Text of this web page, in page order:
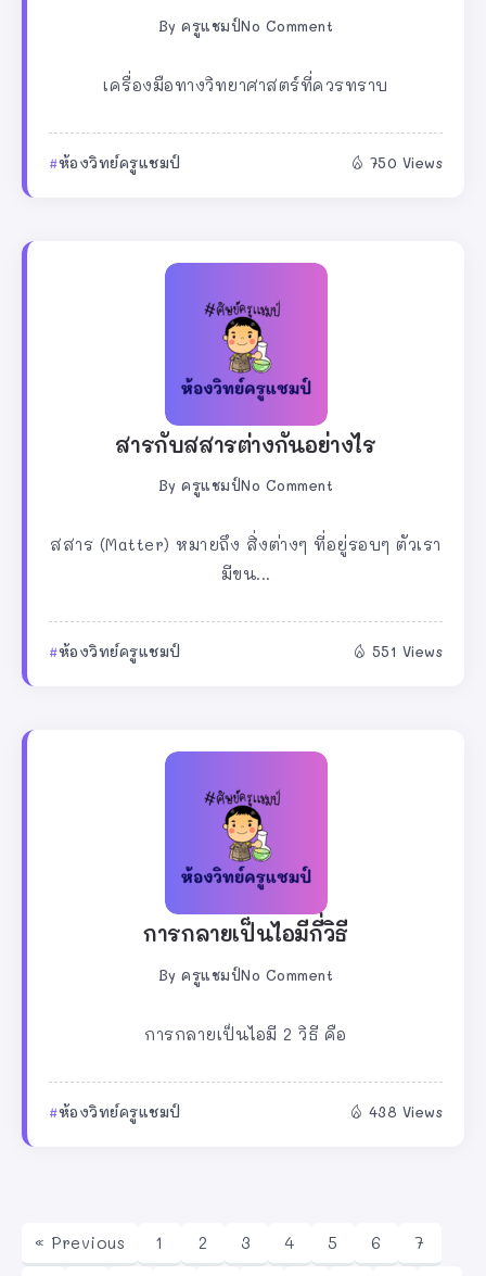
By ครูแชมป์No Comment
เครื่องมือทางวิทยาศาสตร์ที่ควรทราบ
ห้องวิทย์ครูแชมป์ 750 Views
สารกับสสารต่างกันอย่างไร
By ครูแชมป์No Comment
สสาร (Matter) หมายถึง สิ่งต่างๆ ที่อยู่รอบๆ ตัวเรา
มีขน...
ห้องวิทย์ครูแชมป์ 551 Views
การกลายเป็นไอมีกี่วิธี
By ครูแชมป์No Comment
การกลายเป็นไอมี 2 วิธี คือ
ห้องวิทย์ครูแชมป์ 438 Views
« Previous 1 2 3 4 5 6
7